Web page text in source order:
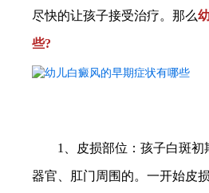
尽快的让孩子接受治疗。那么
些?
1、皮损部位：孩子白斑初
器官、肛门周围的。一开始皮